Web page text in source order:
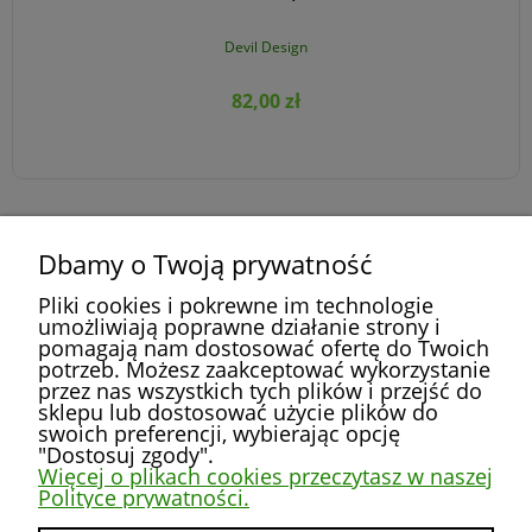
Devil Design
82,00 zł
DO KOSZYKA
1 3 4
POMOC
MOJE KONTO
Dbamy o Twoją prywatność
Pliki cookies i pokrewne im technologie
umożliwiają poprawne działanie strony i
pomagają nam dostosować ofertę do Twoich
potrzeb. Możesz zaakceptować wykorzystanie
przez nas wszystkich tych plików i przejść do
sklepu lub dostosować użycie plików do
swoich preferencji, wybierając opcję
"Dostosuj zgody".
Więcej o plikach cookies przeczytasz w naszej
Polityce prywatności.